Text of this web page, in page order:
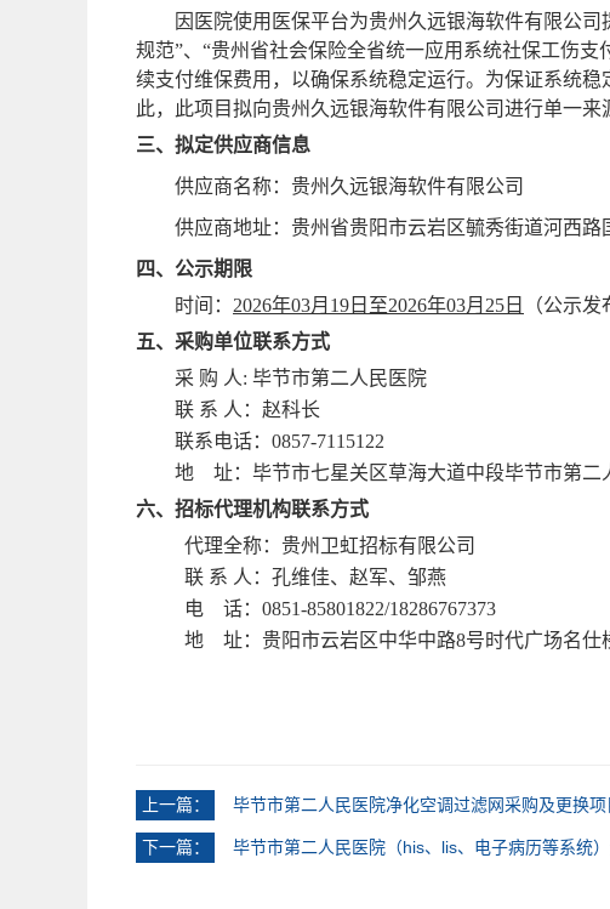
因 医院使用医保平台为贵州久远银海软件有限公司
规范”、“贵州省社会保险全省统一应用系统社保工伤支
续支付维保费用，以确保系统稳定运行。为保证系统
此，此项目拟向贵州久远银海软件有限公司进行单一来
三、拟定供应商信息
供应商名称：贵州久远银海软件有限公司
供应商地址：贵州省贵阳市云岩区毓秀街道河西路
四、公示期限
时间： 2026年03月19日至2026年03月25日 （公示发
五、 采购单位联系方式
采 购 人: 毕节市第二人民医院
联 系 人： 赵科长
联系电话： 0857-7115122
地
址：毕节市七星关区草海大道中段毕节市第二
六、招标代理机构联系方式
代理全称： 贵州卫虹招标有限公司
联 系 人： 孔维佳、赵军、邹燕
电
话： 0851-85801822/18286767373
地
址：贵阳市云岩区中华中路8号时代广场名仕
上一篇： 毕节市第二人民医院净化空调过滤网采购及更换
下一篇： 毕节市第二人民医院（his、lis、电子病历等系统